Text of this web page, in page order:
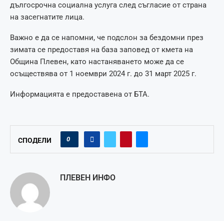
дългосрочна социална услуга след съгласие от страна
на засегнатите лица.
Важно е да се напомни, че подслон за бездомни през
зимата се предоставя на база заповед от кмета на
Община Плевен, като настаняването може да се
осъществява от 1 ноември 2024 г. до 31 март 2025 г.
Информацията е предоставена от БТА.
СПОДЕЛИ 0
ПЛЕВЕН ИНФО